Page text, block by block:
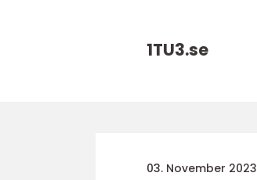
1TU3.se
03. November 2023